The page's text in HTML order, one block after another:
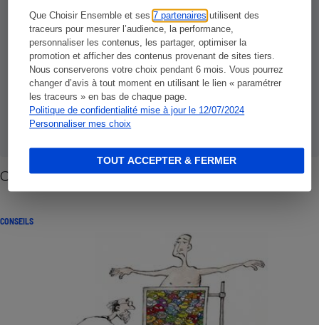
Que Choisir Ensemble et ses7 partenaires utilisent des
traceurs pour mesurer l’audience, la performance,
personnaliser les contenus, les partager, optimiser la
promotion et afficher des contenus provenant de sites tiers.
Nous conserverons votre choix pendant 6 mois. Vous pourrez
changer d’avis à tout moment en utilisant le lien « paramétrer
les traceurs » en bas de chaque page.
Politique de confidentialité mise à jour le 12/07/2024
Personnaliser mes choix
TOUT ACCEPTER & FERMER
Cancer - L'alimentation comme prévention
CONSEILS